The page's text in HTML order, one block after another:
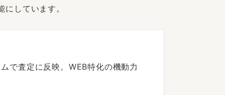
しています。
で査定に反映。WEB特化の機動力